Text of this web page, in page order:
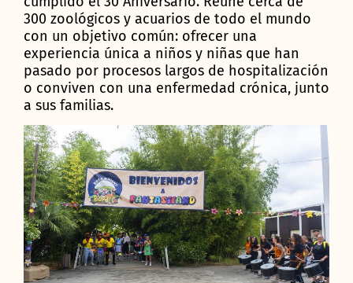
300 zoológicos y acuarios de todo el mundo
con un objetivo común: ofrecer una
experiencia única a niños y niñas que han
pasado por procesos largos de hospitalización
o conviven con una enfermedad crónica, junto
a sus familias.